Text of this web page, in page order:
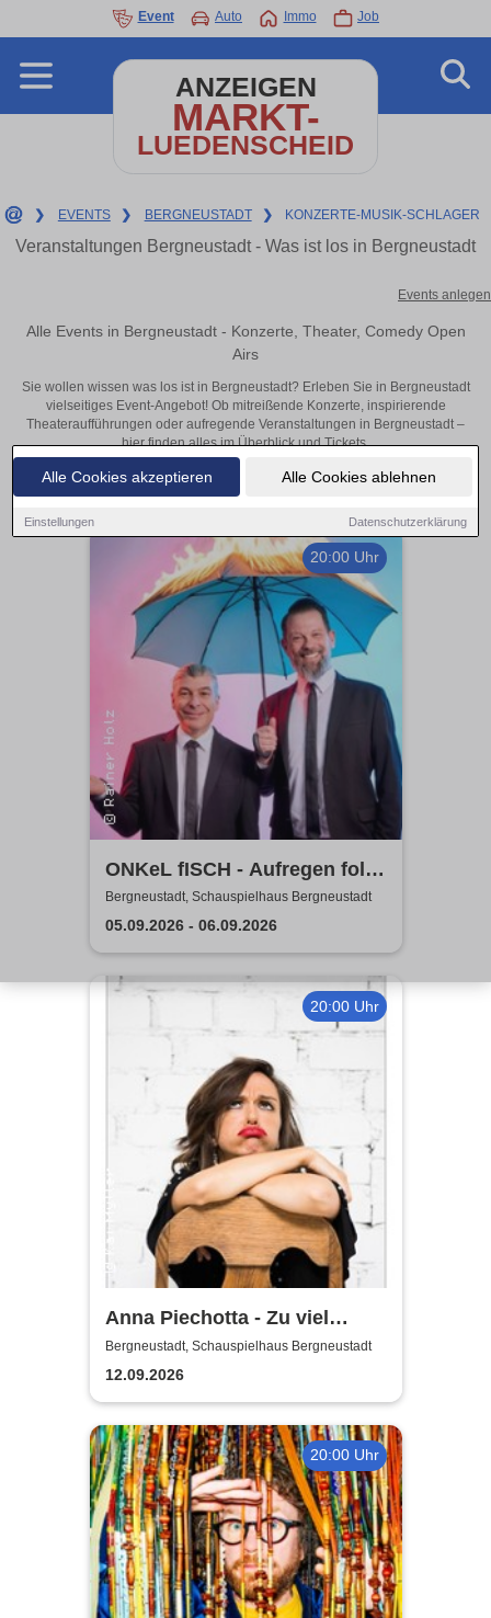
Alle Cookies akzeptieren Alle Cookies ablehnen
Einstellungen Datenschutzerklärung
Event Auto Immo Job
ANZEIGEN
MARKT-
LUEDENSCHEID
❯ EVENTS ❯ BERGNEUSTADT ❯ KONZERTE-MUSIK-SCHLAGER
Veranstaltungen Bergneustadt - Was ist los in Bergneustadt
Events anlegen
Alle Events in Bergneustadt - Konzerte, Theater, Comedy Open
Airs
Sie wollen wissen was los ist in Bergneustadt? Erleben Sie in Bergneustadt
vielseitiges Event-Angebot! Ob mitreißende Konzerte, inspirierende
Theateraufführungen oder aufregende Veranstaltungen in Bergneustadt –
hier finden alles im Überblick und Tickets.
20:00 Uhr
ONKeL fISCH - Aufregen folgt
Sonnenschein!
Bergneustadt, Schauspielhaus Bergneustadt
05.09.2026 - 06.09.2026
20:00 Uhr
Anna Piechotta - Zu viel
Emotionen
Bergneustadt, Schauspielhaus Bergneustadt
12.09.2026
20:00 Uhr